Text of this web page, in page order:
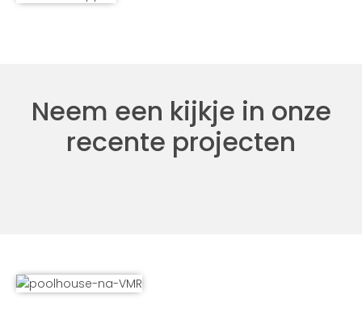
Neem een kijkje in onze
recente projecten